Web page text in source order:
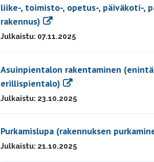
liike-, toimisto-, opetus-, päiväkoti-,
rakennus)
Julkaistu: 07.11.2025
Asuinpientalon rakentaminen
erillispientalo)
Julkaistu: 23.10.2025
Purkamislupa (rakennuksen
Julkaistu: 21.10.2025